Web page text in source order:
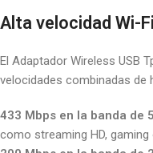
Alta velocidad Wi-
El Adaptador Wireless USB
velocidades combinadas de
433 Mbps en la banda de
como streaming HD,